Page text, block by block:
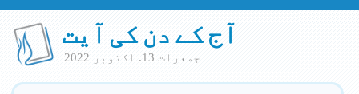
آج کے دن کی آیت
جمعرات 13. اكتوبر 2022